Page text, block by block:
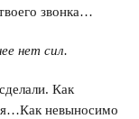
звонка…
нет сил.
Как
невыносимо